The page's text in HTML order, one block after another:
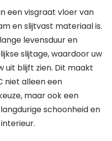
een visgraat vloer van
en slijtvast materiaal is.
levensduur en
slijtage, waardoor uw
uit blijft zien. Dit maakt
niet alleen een
maar ook een
schoonheid en